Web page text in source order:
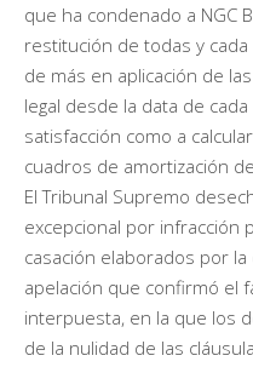
que ha condenado a NGC
restitución de todas y
de más en aplicación de
legal desde la data de
satisfacción como a
cuadros de amortización
El Tribunal Supremo
excepcional por infracción
casación elaborados por
apelación que confirmó el
interpuesta, en la que los
de la nulidad de las